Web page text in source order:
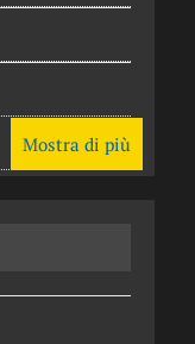
Mostra di più